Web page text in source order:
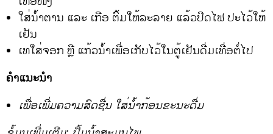
ໃສ່ນ້ຳຕານ ແລະ ເກືອ ຕົ້ມໃຫ້ລະລາຍ ແລ້ວປິດໄຟ ປະໄວ້ໃຫ້
ເຢັນ
ເທໃສ່ຈອກ ຫຼື ແກ້ວນ້ຳເພື່ອເກັບໄວ້ໃນຕູ້ເຢັນດື່ມເທື່ອຕໍ່ໄປ
ຄຳແນະນຳ
ເພື່ອເພີ່ມຄວາມສົດຊື່ນ ໃສ່ນ້ຳກ້ອນຂະນະດື່ມ